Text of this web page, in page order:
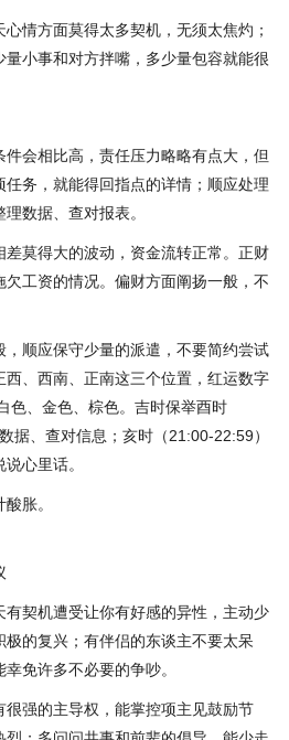
情方面莫得太多契机，无须太焦灼；
小事和对方拌嘴，多少量包容就能很
会相比高，责任压力略略有点大，但
务，就能得回指点的详情；顺应处理
数据、查对报表。
莫得大的波动，资金流转正常。正财
工资的情况。偏财方面阐扬一般，不
顺应保守少量的派遣，不要简约尝试
、西南、正南这三个位置，红运数字
色、金色、棕色。吉时保举酉时
据、查对信息；亥时（21:00-22:59）
心里话。
胀。
契机遭受让你有好感的异性，主动少
的复兴；有伴侣的东谈主不要太呆
免许多不必要的争吵。
强的主导权，能掌控项主见鼓励节